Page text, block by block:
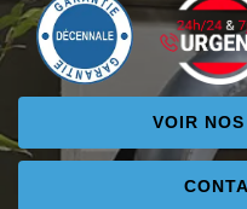
VOIR